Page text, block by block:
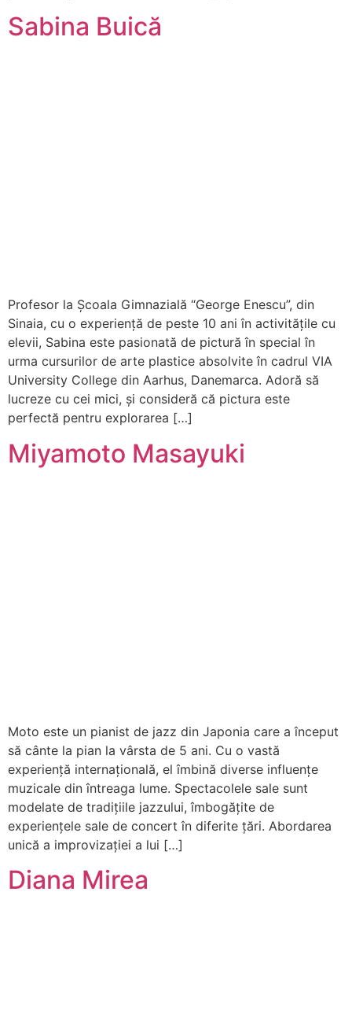
Sabina Buică
Profesor la Școala Gimnazială “George Enescu”, din
Sinaia, cu o experiență de peste 10 ani în activitățile cu
elevii, Sabina este pasionată de pictură în special în
urma cursurilor de arte plastice absolvite în cadrul VIA
University College din Aarhus, Danemarca. Adoră să
lucreze cu cei mici, și consideră că pictura este
perfectă pentru explorarea […]
Miyamoto Masayuki
Moto este un pianist de jazz din Japonia care a început
să cânte la pian la vârsta de 5 ani. Cu o vastă
experiență internațională, el îmbină diverse influențe
muzicale din întreaga lume. Spectacolele sale sunt
modelate de tradițiile jazzului, îmbogățite de
experiențele sale de concert în diferite țări. Abordarea
unică a improvizației a lui […]
Diana Mirea